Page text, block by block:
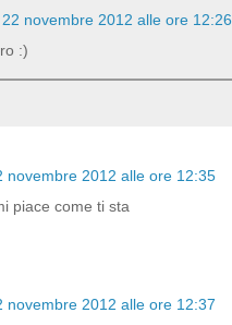
22 novembre 2012 alle ore 12:26
:)
novembre 2012 alle ore 12:35
piace come ti sta
novembre 2012 alle ore 12:37